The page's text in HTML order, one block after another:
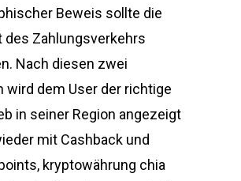
Beweis sollte die
des Zahlungsverkehrs
Nach diesen zwei
wird dem User der richtige
in seiner Region angezeigt
mit Cashback und
kryptowährung chia